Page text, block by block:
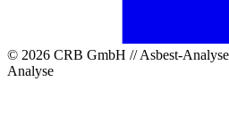
© 2026 CRB GmbH // Asbest-
Analyse